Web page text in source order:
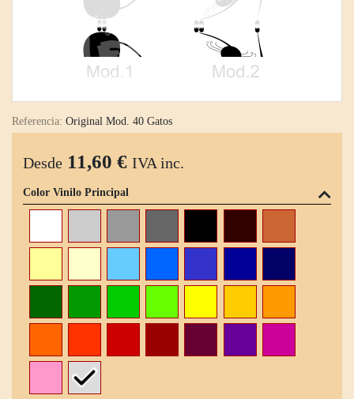
Referencia: Original Mod. 40 Gatos
Desde 11,60 € IVA inc.
Color Vinilo Principal